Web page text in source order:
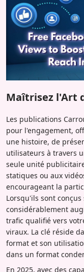
Blog
Maîtrisez l'Art
Les publications
pour l'engagement,
une histoire, de
utilisateurs à travers
seule unité
statiques ou aux
encourageant la
Lorsqu'ils sont
considérablement
trafic qualifié vers
viraux. La clé réside
format et son
dans un format
En 2025, avec des